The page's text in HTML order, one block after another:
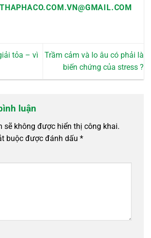
THAPHACO.COM.VN@GMAIL.COM
tỏa – vì
Trầm cảm và lo âu có phải là
biến chứng của stress ?
luận
sẽ không được hiển thị công khai.
buộc được đánh dấu *